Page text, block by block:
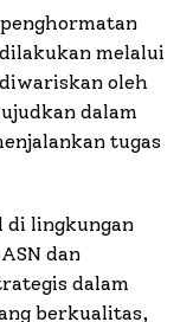
melalui
oleh
dalam
tugas
di lingkungan
dan
dalam
berkualitas,